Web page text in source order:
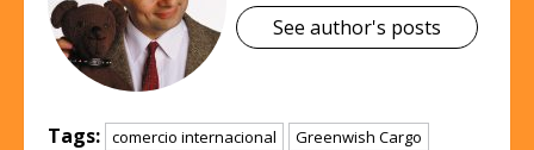
See author's posts
Tags: comercio internacional
Greenwish Cargo